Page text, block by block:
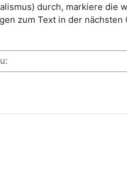
durch, markiere die
zum Text in der